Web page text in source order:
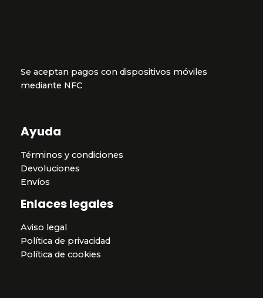
Se aceptan pagos con dispositivos móviles
mediante NFC
Ayuda
Términos y condiciones
Devoluciones
Envíos
Enlaces legales
Aviso legal
Política de privacidad
Política de cookies